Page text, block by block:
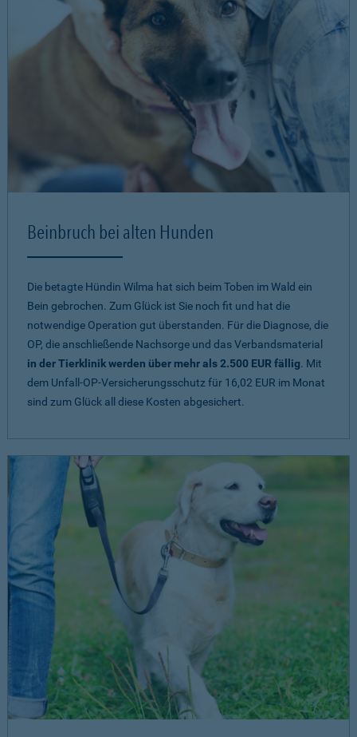
Beinbruch bei alten Hunden
Die betagte Hündin Wilma hat sich beim Toben im Wald ein
Bein gebrochen. Zum Glück ist Sie noch fit und hat die
notwendige Operation gut überstanden. Für die Diagnose, die
OP, die anschließende Nachsorge und das Verbandsmaterial
in der Tierklinik werden über mehr als 2.500 EUR fällig. Mit
dem Unfall-OP-Versicherungsschutz für 16,02 EUR im Monat
sind zum Glück all diese Kosten abgesichert.